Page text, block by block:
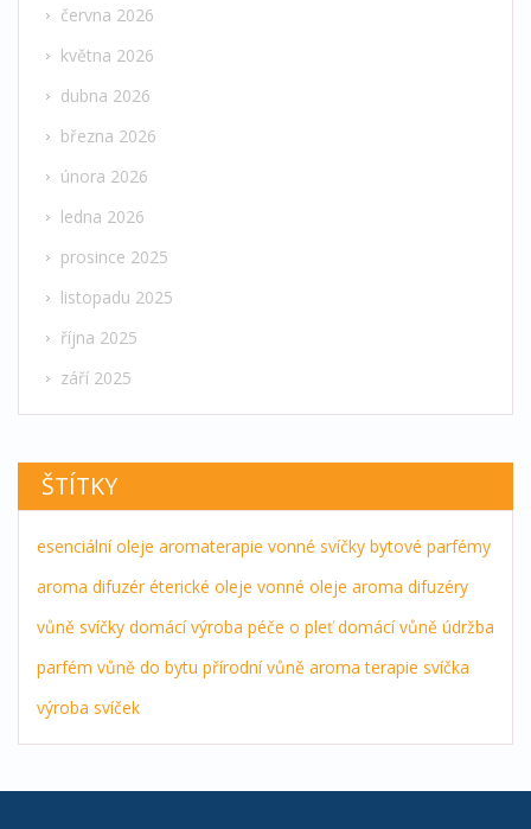
června 2026
května 2026
dubna 2026
března 2026
února 2026
ledna 2026
prosince 2025
listopadu 2025
října 2025
září 2025
ŠTÍTKY
esenciální oleje aromaterapie vonné svíčky bytové parfémy
aroma difuzér éterické oleje vonné oleje aroma difuzéry
vůně svíčky domácí výroba péče o pleť domácí vůně údržba
parfém vůně do bytu přírodní vůně aroma terapie svíčka
výroba svíček